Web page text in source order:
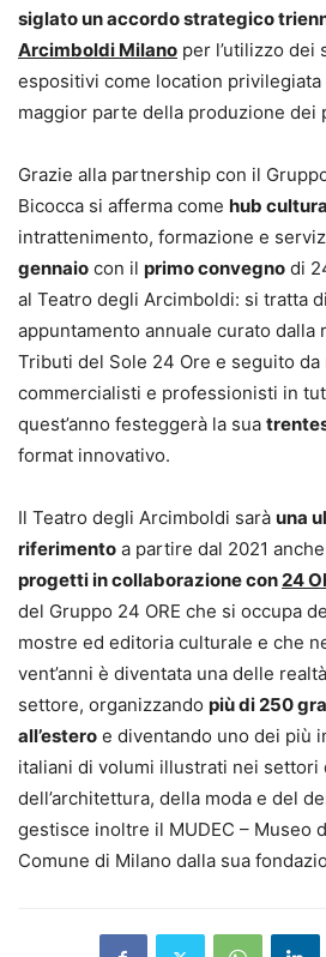
siglato un accordo strategico
Arcimboldi Milano per l’utilizzo dei
espositivi come location
maggior parte della produzione dei
Grazie alla partnership con il
Bicocca si afferma come hub
intrattenimento, formazione e
gennaio con il primo convegno di
al Teatro degli Arcimboldi: si tratta
appuntamento annuale curato dalla
Tributi del Sole 24 Ore e seguito da
commercialisti e professionisti in
quest’anno festeggerà la sua
format innovativo.
Il Teatro degli Arcimboldi sarà una
riferimento a partire dal 2021
progetti in collaborazione con 24
del Gruppo 24 ORE che si occupa
mostre ed editoria culturale e che
vent’anni è diventata una delle
settore, organizzando più di 250
all’estero e diventando uno dei più
italiani di volumi illustrati nei settori
dell’architettura, della moda e del
gestisce inoltre il MUDEC – Museo
Comune di Milano dalla sua